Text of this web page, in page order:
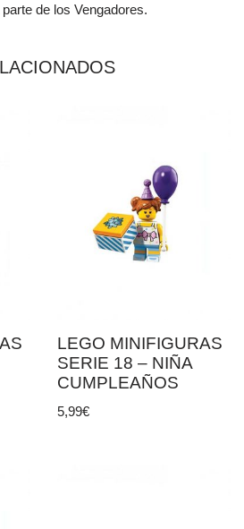
de los Vengadores.
LEGO MINIFIGURAS
SERIE 18 – NIÑA
CUMPLEAÑOS
5,99€